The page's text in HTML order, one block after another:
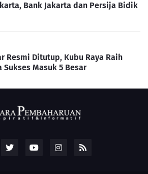
Bank Jakarta dan Persija Bidik
Resmi Ditutup, Kubu Raya Raih
Sukses Masuk 5 Besar